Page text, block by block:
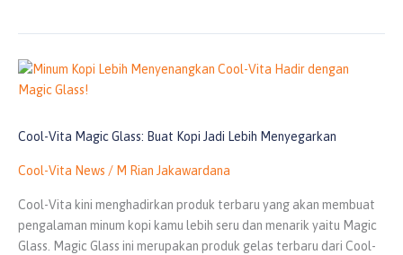
Cool-Vita Magic Glass: Buat Kopi Jadi Lebih Menyegarkan
Cool-Vita News / M Rian Jakawardana
Cool-Vita kini menghadirkan produk terbaru yang akan membuat
pengalaman minum kopi kamu lebih seru dan menarik yaitu Magic
Glass. Magic Glass ini merupakan produk gelas terbaru dari Cool-
Cool-
Vita
Glass:
Kopi
Lebih
Menyegarkan